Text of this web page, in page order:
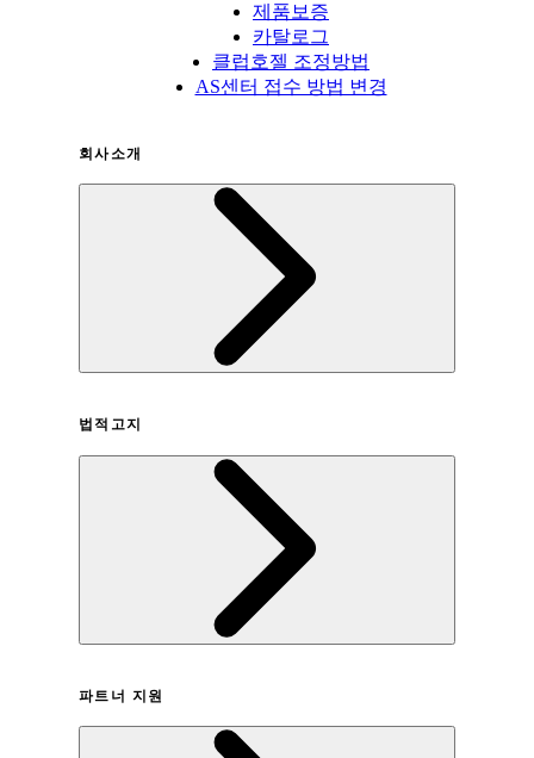
제품보증
카탈로그
클럽호젤 조정방법
AS센터 접수 방법 변경
회사소개
법적고지
개인정보취급방침
파트너 지원